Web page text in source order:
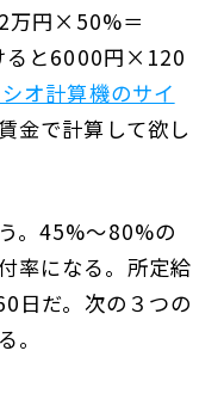
万円×50%＝
ると6000円×120
オ計算機のサイ
金で計算して欲し
。45%～80%の
率になる。所定給
日だ。次の３つの
。